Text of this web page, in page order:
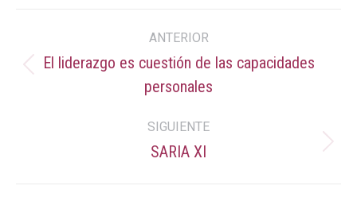
entre
publicaciones
ANTERIOR
anterior:
El liderazgo es cuestión de las capacidades
personales
SIGUIENTE
Publicación
SARIA XI